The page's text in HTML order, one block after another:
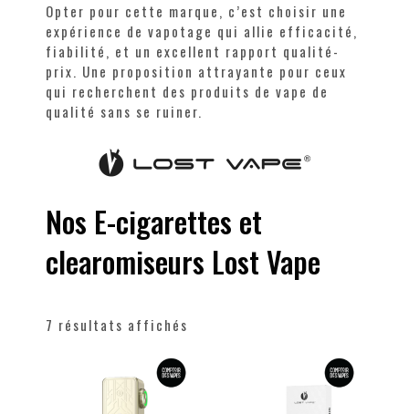
Opter pour cette marque, c’est choisir une
expérience de vapotage qui allie efficacité,
fiabilité, et un excellent rapport qualité-
prix. Une proposition attrayante pour ceux
qui recherchent des produits de vape de
qualité sans se ruiner.
Nos E-cigarettes et
clearomiseurs Lost Vape
7 résultats affichés